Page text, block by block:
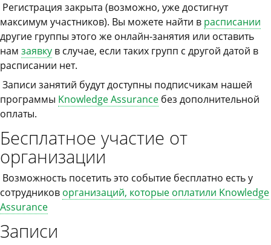
Регистрация закрыта (возможно, уже достигнут
максимум участников). Вы можете найти в расписании
другие группы этого же онлайн-занятия или оставить
нам заявку в случае, если таких групп с другой датой в
расписании нет.
Записи занятий будут доступны подписчикам нашей
программы Knowledge Assurance без дополнительной
оплаты.
Бесплатное участие от
организации
Возможность посетить это событие бесплатно есть у
сотрудников организаций, которые оплатили Knowledge
Assurance
Записи